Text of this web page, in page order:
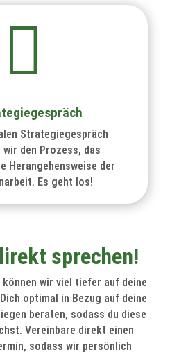

Strategiegespräch
wir den Prozess, das
Herangehensweise der
Es geht los!
sprechen!
wir viel tiefer auf deine
optimal in Bezug auf deine
beraten, sodass du diese
Vereinbare direkt einen
sodass wir persönlich